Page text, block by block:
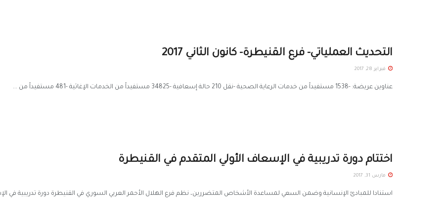
التحديث العملياتي- فرع القنيطرة- كانون الثاني 2017
فبراير 28, 2017
عناوين عريضة: -1538 مستفيداً من خدمات الرعاية الصحية -نقل 210 حالة إسعافية -34825 مستفيداً من الخدمات الإغاثية -481 مستفيداً من ...
اختتام دورة تدريبية في الإسعاف الأولي المتقدم في القنيطرة
مارس 31, 2017
استنادا للمبادئ الإنسانية وضمن السعي لمساعدة الأشخاص المتضررين، نظم فرع الهلال الأحمر العربي السوري في القنيطرة دورة تدريبية في